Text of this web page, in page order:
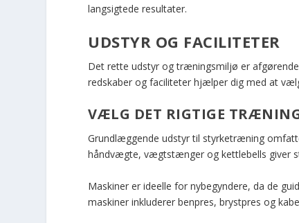
langsigtede resultater.
UDSTYR OG FACILITETER
Det rette udstyr og træningsmiljø er
redskaber og faciliteter hjælper dig med at
VÆLG DET RIGTIGE
Grundlæggende udstyr til styrketræning
håndvægte, vægtstænger og kettlebells giver
Maskiner er ideelle for nybegyndere, da de
maskiner inkluderer benpres, brystpres og